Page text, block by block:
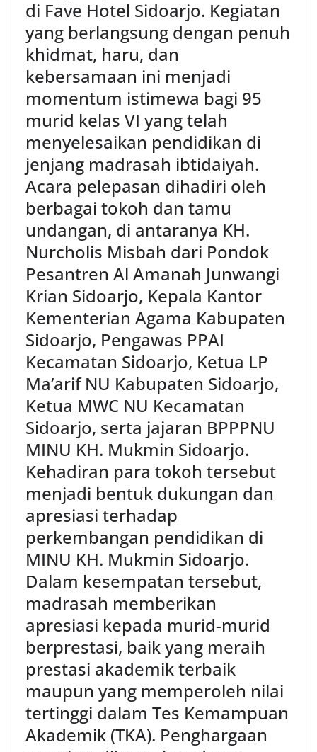
di Fave Hotel Sidoarjo. Kegiatan
yang berlangsung dengan penuh
khidmat, haru, dan
kebersamaan ini menjadi
momentum istimewa bagi 95
murid kelas VI yang telah
menyelesaikan pendidikan di
jenjang madrasah ibtidaiyah.
Acara pelepasan dihadiri oleh
berbagai tokoh dan tamu
undangan, di antaranya KH.
Nurcholis Misbah dari Pondok
Pesantren Al Amanah Junwangi
Krian Sidoarjo, Kepala Kantor
Kementerian Agama Kabupaten
Sidoarjo, Pengawas PPAI
Kecamatan Sidoarjo, Ketua LP
Ma’arif NU Kabupaten Sidoarjo,
Ketua MWC NU Kecamatan
Sidoarjo, serta jajaran BPPPNU
MINU KH. Mukmin Sidoarjo.
Kehadiran para tokoh tersebut
menjadi bentuk dukungan dan
apresiasi terhadap
perkembangan pendidikan di
MINU KH. Mukmin Sidoarjo.
Dalam kesempatan tersebut,
madrasah memberikan
apresiasi kepada murid-murid
berprestasi, baik yang meraih
prestasi akademik terbaik
maupun yang memperoleh nilai
tertinggi dalam Tes Kemampuan
Akademik (TKA). Penghargaan